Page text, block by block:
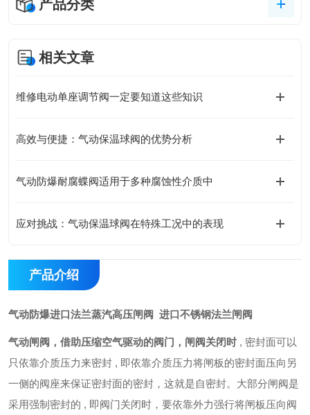
产品分类
相关文章
维修电动单座调节阀一定要知道这些知识
高效与便捷：气动保温球阀的优势分析
气动防爆耐腐蝶阀适用于多种腐蚀性介质中
应对挑战：气动保温球阀在特殊工况中的表现
产品介绍
气动防爆进口法兰蒸汽高压闸阀 进口不锈钢法兰闸阀
气动闸阀，借助压缩空气驱动的阀门，闸阀关闭时 , 密封面可以
只依靠介质压力来密封 , 即依靠介质压力将闸板的密封面压向另
一侧的阀座来保证密封面的密封，这就是自密封。大部分闸阀是
采用强制密封的 , 即阀门关闭时，要依靠外力强行将闸板压向阀